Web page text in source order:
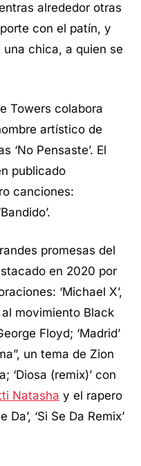
alrededor otras
con el patín, y
chica, a quien se
Towers colabora
artístico de
‘No Pensaste’. El
publicado
canciones:
promesas del
en 2020 por
‘Michael X’,
movimiento Black
Floyd; ‘Madrid’
un tema de Zion
‘Diosa (remix)’ con
Natasha y el rapero
‘Si Se Da Remix’